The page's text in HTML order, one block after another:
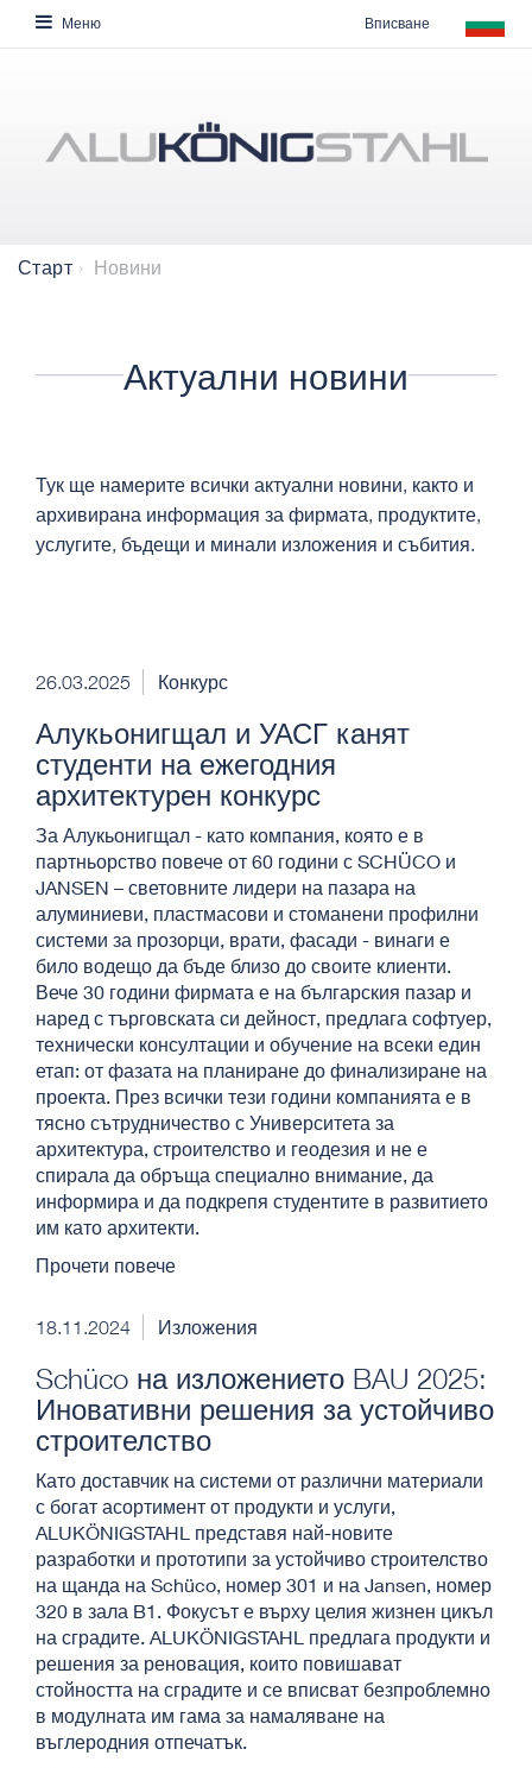
Меню Вписване
Старт Новини
Актуални новини
​​​Тук ще намерите всички актуални новини, както и
архивирана информация за фирмата, продуктите,
услугите, бъдещи и минали изложения и събития.
26.03.2025 Конкурс
Алукьонигщал и УАСГ канят
студенти на ежегодния
архитектурен конкурс
За Алукьонигщал - като компания, която е в
партньорство повече от 60 години с SCHÜCO и
JANSEN – световните лидери на пазара на
алуминиеви, пластмасови и стоманени профилни
системи за прозорци, врати, фасади - винаги е
било водещо да бъде близо до своите клиенти.
Вече 30 години фирмата е на българския пазар и
наред с търговската си дейност, предлага софтуер,
технически консултации и обучение на всеки един
етап: от фазата на планиране до финализиране на
проекта. През всички тези години компанията е в
тясно сътрудничество с Университета за
архитектура, строителство и геодезия и не е
спирала да обръща специално внимание, да
информира и да подкрепя студентите в развитието
им като архитекти.
Прочети повече
18.11.2024 Изложения
Schüco на изложението BAU 2025:
Иновативни решения за устойчиво
строителство
Като доставчик на системи от различни материали
с богат асортимент от продукти и услуги,
ALUKÖNIGSTAHL представя най-новите
разработки и прототипи за устойчиво строителство
на щанда на Schüco, номер 301 и на Jansen, номер
320 в зала B1. Фокусът е върху целия жизнен цикъл
на сградите. ALUKÖNIGSTAHL предлага продукти и
решения за реновация, които повишават
стойността на сградите и се вписват безпроблемно
в модулната им гама за намаляване на
въглеродния отпечатък.